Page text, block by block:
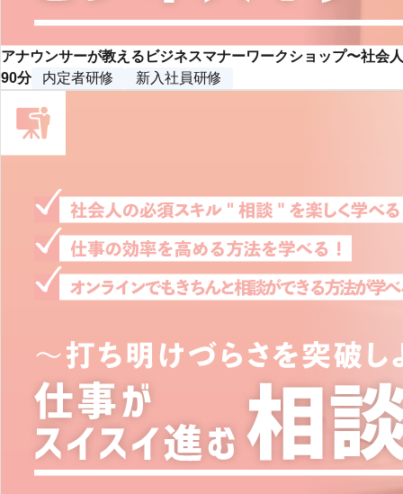
アナウンサーが教えるビジネスマナーワークショップ〜社会
90分
内定者研修 新入社員研修